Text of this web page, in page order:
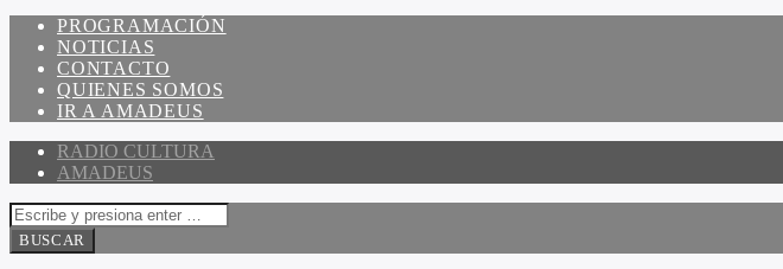
PROGRAMACIÓN
NOTICIAS
CONTACTO
QUIENES SOMOS
IR A AMADEUS
RADIO CULTURA
AMADEUS